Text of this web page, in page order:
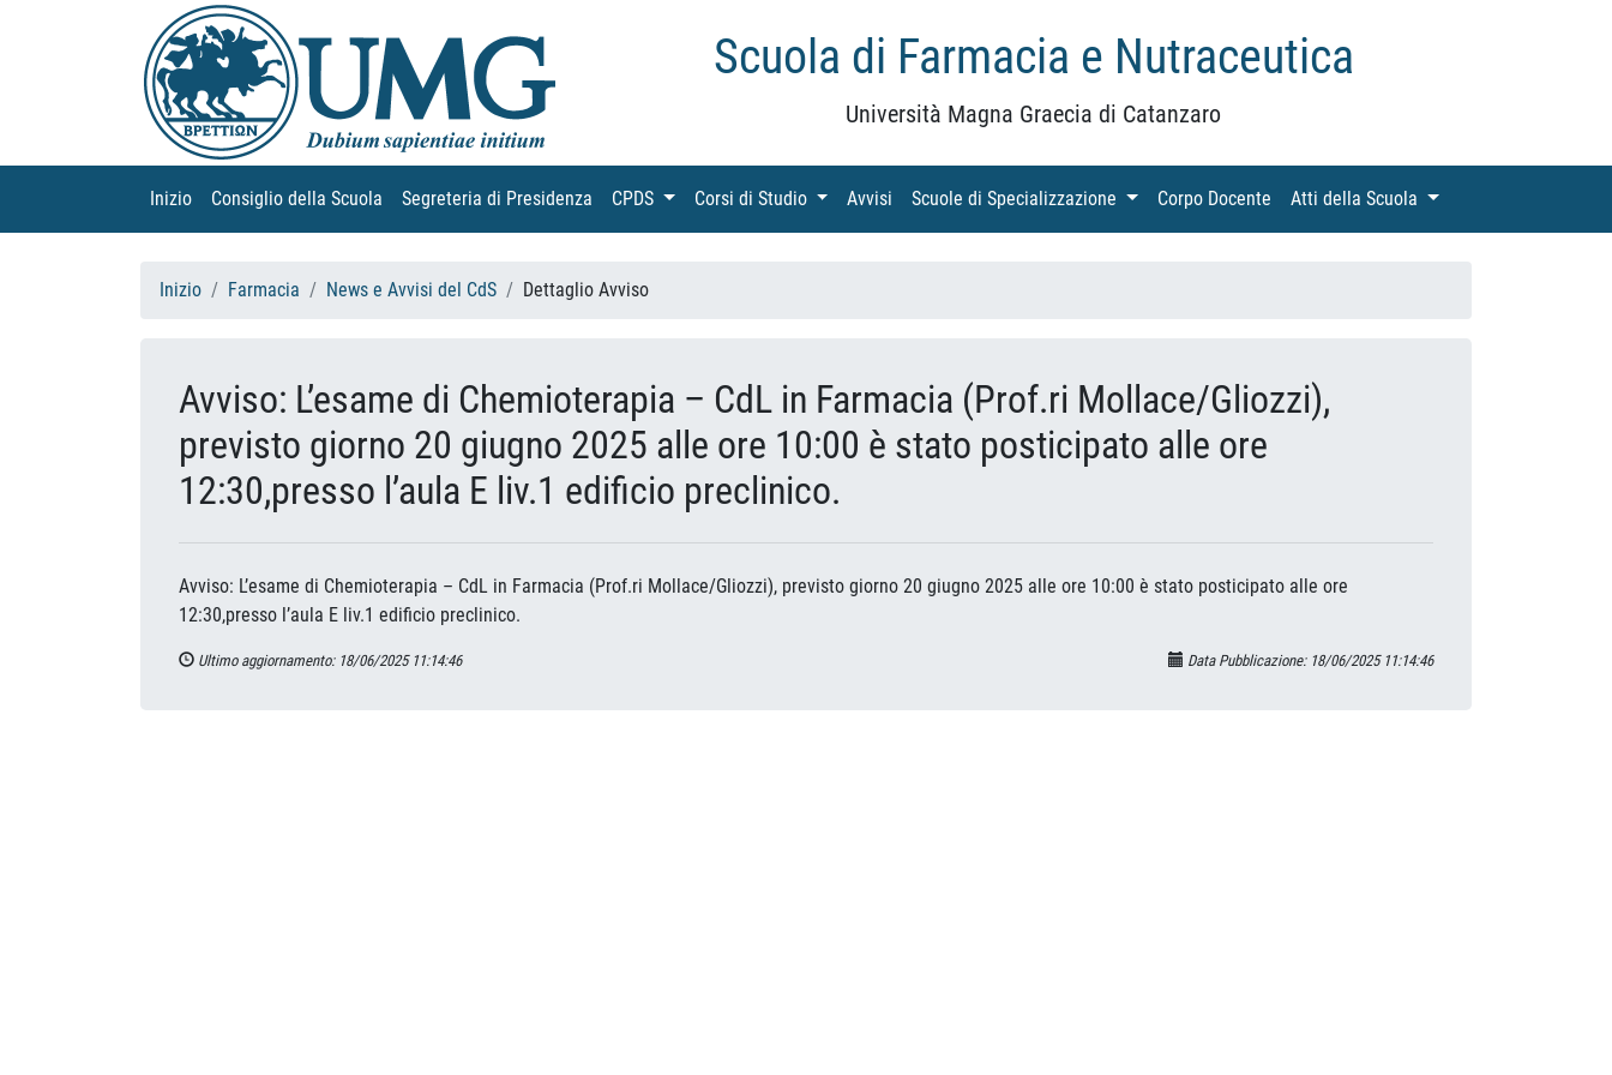
Scuola di Farmacia e Nutraceutica
Università Magna Graecia di Catanzaro
Inizio (current)
Consiglio della Scuola (current)
Segreteria di Presidenza (current)
CPDS (current)Corsi di Studio (current)
Avvisi (current)
Scuole di Specializzazione (current)Corpo Docente (current)
Atti della Scuola (current)
Inizio Farmacia News e Avvisi del CdS Dettaglio Avviso
Avviso: L’esame di Chemioterapia – CdL in Farmacia (Prof.ri Mollace/Gliozzi),
previsto giorno 20 giugno 2025 alle ore 10:00 è stato posticipato alle ore
12:30,presso l’aula E liv.1 edificio preclinico.
Avviso: L’esame di Chemioterapia – CdL in Farmacia (Prof.ri Mollace/Gliozzi), previsto giorno 20 giugno 2025 alle ore 10:00 è stato posticipato alle ore
12:30,presso l’aula E liv.1 edificio preclinico.
Ultimo aggiornamento: 18/06/2025 11:14:46 Data Pubblicazione: 18/06/2025 11:14:46